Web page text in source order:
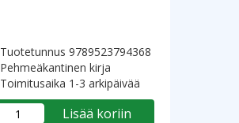
Tuotetunnus 9789523794368
Pehmeäkantinen kirja
Toimitusaika 1-3 arkipäivää
Lisää koriin